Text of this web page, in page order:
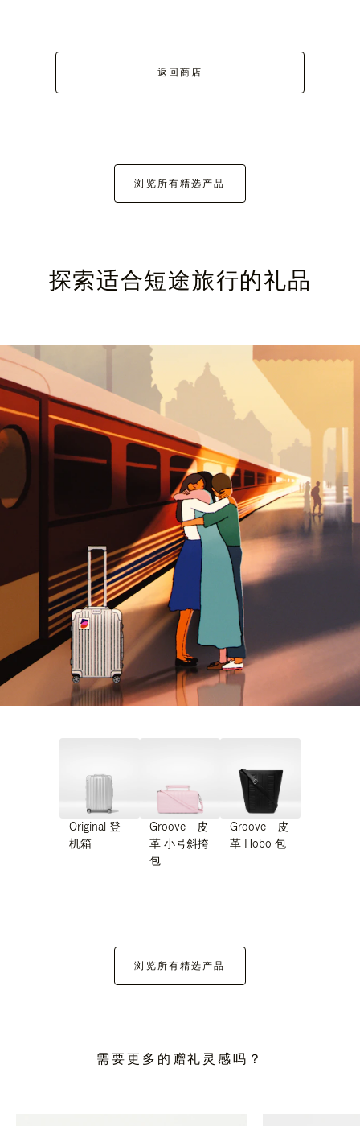
返回商店
浏览所有精选产品
探索适合短途旅行的礼品
Original 登
机箱
Groove - 皮
革 小号斜挎
包
Groove - 皮
革 Hobo 包
浏览所有精选产品
需要更多的赠礼灵感吗？